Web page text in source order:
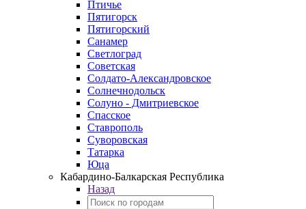
Птичье
Пятигорск
Пятигорский
Санамер
Светлоград
Советская
Солдато-Александровское
Солнечнодольск
Солуно - Дмитриевское
Спасское
Ставрополь
Суворовская
Татарка
Юца
Кабардино‑Балкарская Республика
Назад